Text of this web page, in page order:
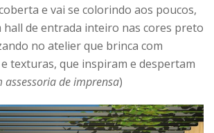
e vai se colorindo aos poucos,
hall de entrada inteiro nas cores preto
no atelier que brinca com
texturas, que inspiram e despertam
assessoria de imprensa)